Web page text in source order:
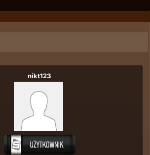
nikt123